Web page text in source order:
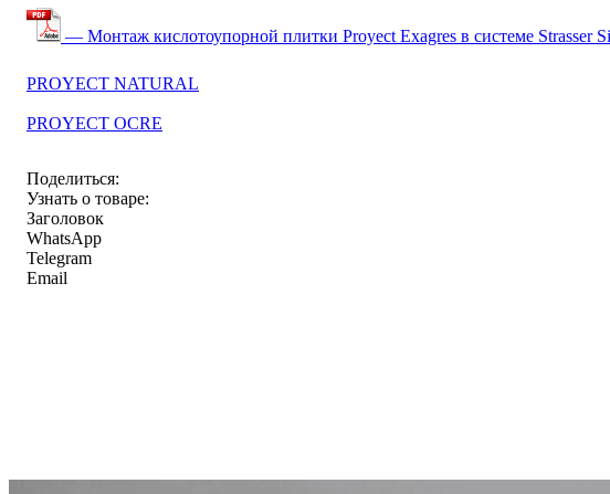
— Монтаж кислотоупорной плитки Proyect Exagres в системе Strasser
PROYECT NATURAL
PROYECT OCRE
Поделиться:
Узнать о товаре:
Заголовок
WhatsApp
Telegram
Email